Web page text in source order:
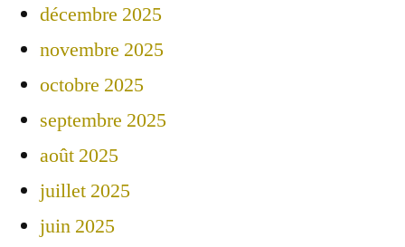
décembre 2025
novembre 2025
octobre 2025
septembre 2025
août 2025
juillet 2025
juin 2025